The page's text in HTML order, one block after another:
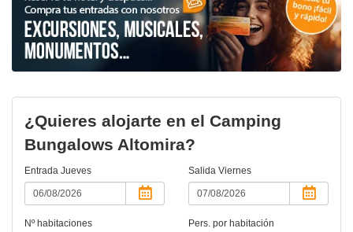
¿Quieres alojarte en el Camping
Bungalows Altomira?
Entrada Jueves Salida Viernes
Nº habitaciones Pers. por habitación